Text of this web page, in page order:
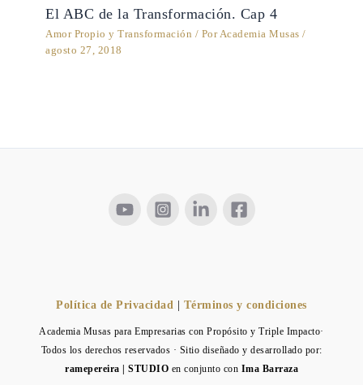
El ABC de la Transformación. Cap 4
Amor Propio y Transformación / PorAcademia Musas/
agosto 27, 2018
Política de Privacidad | Términos y condiciones
Academia Musas para Empresarias con Propósito y Triple Impacto·
Todos los derechos reservados · Sitio diseñado y desarrollado por:
ramepereira | STUDIO en conjunto con Ima Barraza